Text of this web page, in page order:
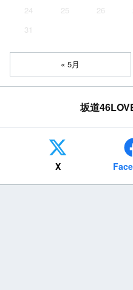
24
25 26
31
« 5月
坂道
X